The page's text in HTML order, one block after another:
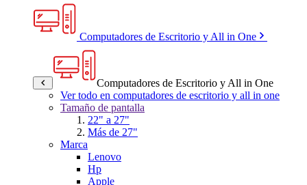
Computadores de Escritorio y All in One
Computadores de Escritorio y All in One
Ver todo en computadores de escritorio y all in one
Tamaño de pantalla
22" a 27"
Más de 27"
Marca
Lenovo
Hp
Apple